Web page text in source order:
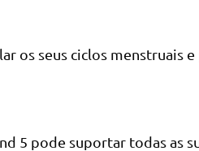
os seus ciclos menstruais
5 pode suportar todas as